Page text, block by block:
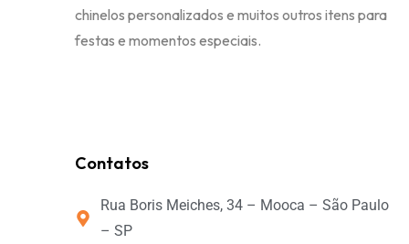
chinelos personalizados e muitos outros itens para
festas e momentos especiais.
Contatos
Rua Boris Meiches, 34 – Mooca – São Paulo
– SP